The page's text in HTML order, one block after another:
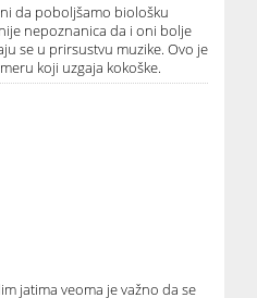
da poboljšamo biološku
nepoznanica da i oni bolje
se u prirsustvu muzike. Ovo je
koji uzgaja kokoške.
jatima veoma je važno da se